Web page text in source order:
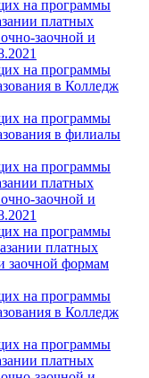
на программы
платных
заочной и
на программы
в Колледж
на программы
в филиалы
на программы
платных
заочной и
на программы
платных
заочной формам
на программы
в Колледж
на программы
платных